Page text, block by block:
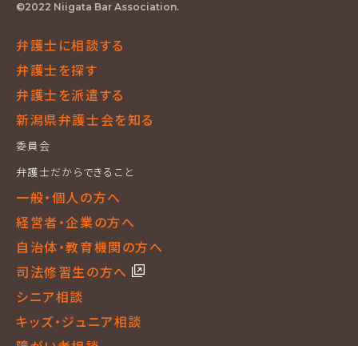
©2022 Niigata Bar Association.
弁護士に相談する
弁護士を探す
弁護士を派遣する
新潟県弁護士会を知る
委員会
弁護士だからできること
一般・個人の方へ
経営者・企業の方へ
自治体・教育機関の方へ
司法修習生の方へ
シニア相談
キッズ・ジュニア相談